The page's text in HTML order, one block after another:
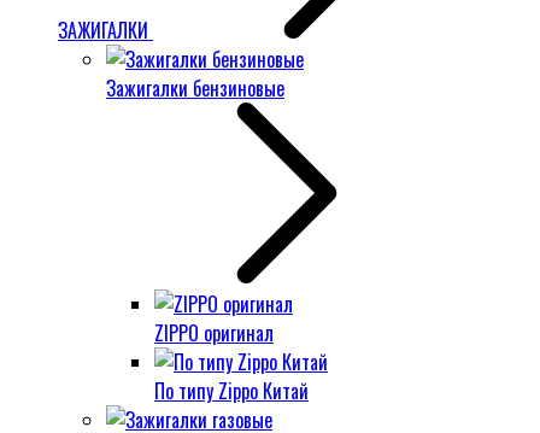
ЗАЖИГАЛКИ
Зажигалки бензиновые
ZIPPO оригинал
По типу Zippo Китай